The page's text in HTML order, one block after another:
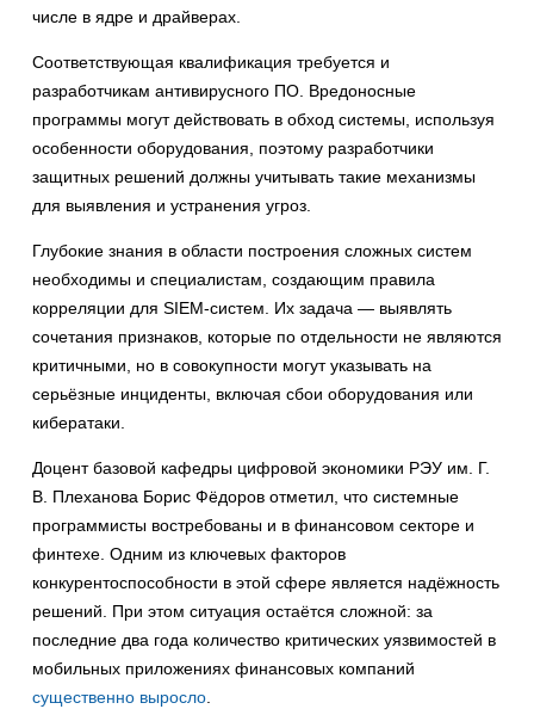
числе в ядре и драйверах.
Соответствующая квалификация требуется и
разработчикам антивирусного ПО. Вредоносные
программы могут действовать в обход системы, используя
особенности оборудования, поэтому разработчики
защитных решений должны учитывать такие механизмы
для выявления и устранения угроз.
Глубокие знания в области построения сложных систем
необходимы и специалистам, создающим правила
корреляции для SIEM-систем. Их задача — выявлять
сочетания признаков, которые по отдельности не являются
критичными, но в совокупности могут указывать на
серьёзные инциденты, включая сбои оборудования или
кибератаки.
Доцент базовой кафедры цифровой экономики РЭУ им. Г.
В. Плеханова Борис Фёдоров отметил, что системные
программисты востребованы и в финансовом секторе и
финтехе. Одним из ключевых факторов
конкурентоспособности в этой сфере является надёжность
решений. При этом ситуация остаётся сложной: за
последние два года количество критических уязвимостей в
мобильных приложениях финансовых компаний
существенно выросло